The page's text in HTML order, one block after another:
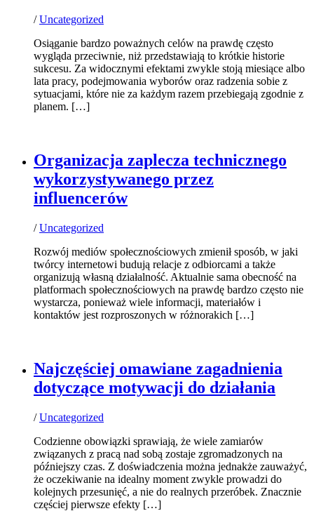
/Uncategorized
Osiąganie bardzo poważnych celów na prawdę często
wygląda przeciwnie, niż przedstawiają to krótkie historie
sukcesu. Za widocznymi efektami zwykle stoją miesiące albo
lata pracy, podejmowania wyborów oraz radzenia sobie z
sytuacjami, które nie za każdym razem przebiegają zgodnie z
planem. […]
Organizacja zaplecza technicznego
wykorzystywanego przez
influencerów
/Uncategorized
Rozwój mediów społecznościowych zmienił sposób, w jaki
twórcy internetowi budują relacje z odbiorcami a także
organizują własną działalność. Aktualnie sama obecność na
platformach społecznościowych na prawdę bardzo często nie
wystarcza, ponieważ wiele informacji, materiałów i
kontaktów jest rozproszonych w różnorakich […]
Najczęściej omawiane zagadnienia
dotyczące motywacji do działania
/Uncategorized
Codzienne obowiązki sprawiają, że wiele zamiarów
związanych z pracą nad sobą zostaje zgromadzonych na
późniejszy czas. Z doświadczenia można jednakże zauważyć,
że oczekiwanie na idealny moment zwykle prowadzi do
kolejnych przesunięć, a nie do realnych przeróbek. Znacznie
częściej pierwsze efekty […]